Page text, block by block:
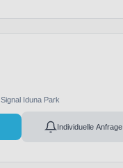
Signal Iduna Park
Individuelle Anfrage